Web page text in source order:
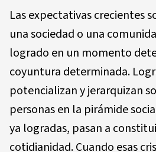
Las expectativas crecientes
una sociedad o una
logrado en un momento
coyuntura determinada.
potencializan y jerarquizan
personas en la pirámide
ya logradas, pasan a
cotidianidad. Cuando esas